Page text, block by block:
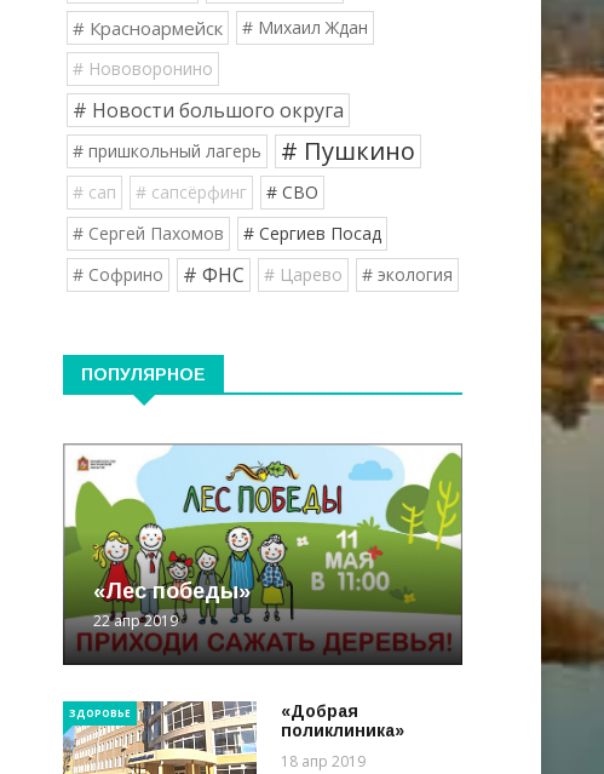
# Красноармейск
# Михаил Ждан
# Нововоронино
# Новости большого округа
# пришкольный лагерь # Пушкино
# сап # сапсёрфинг
# СВО
# Сергей Пахомов
# Сергиев Посад
# Софрино
# ФНС # Царево # экология
ПОПУЛЯРНОЕ
«Лес победы»
22 апр 2019
ЗДОРОВЬЕ
«Добрая
поликлиника»
18 апр 2019